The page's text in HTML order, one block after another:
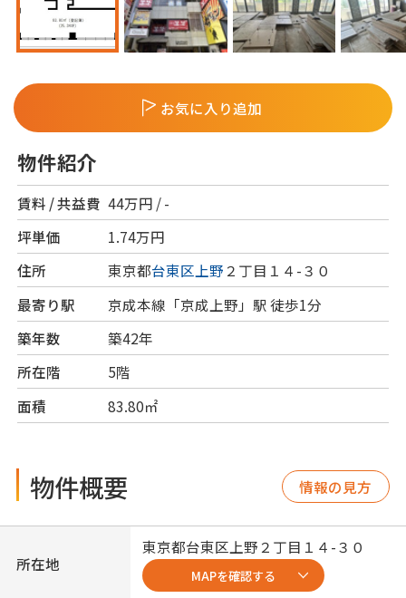
お気に入り追加
物件紹介
賃料 / 共益費 44万円 / -
坪単価
1.74万円
住所
東京都台東区 上野 ２丁目１４-３０
最寄り駅
京成本線「京成上野」駅 徒歩1分
築年数
築42年
所在階
5階
面積
83.80㎡
物件概要 情報の見方
所在地
東京都台東区 上野 ２丁目１４-３０
MAPを確認する